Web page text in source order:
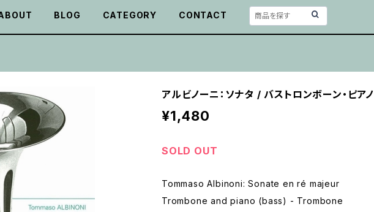
BLOG CATEGORY CONTACT
アルビノーニ：ソナタ / バストロンボーン・ピアノ
¥1,480
SOLD OUT
Tommaso Albinoni: Sonate en ré majeur
Trombone and piano (bass) - Trombone